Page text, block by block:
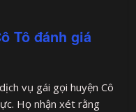
Tô đánh giá
vụ gái gọi huyện Cô
Họ nhận xét rằng